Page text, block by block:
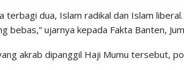
terbagi dua, Islam radikal dan Islam
bebas,” ujarnya kepada Fakta Banten,
akrab dipanggil Haji Mumu tersebut,